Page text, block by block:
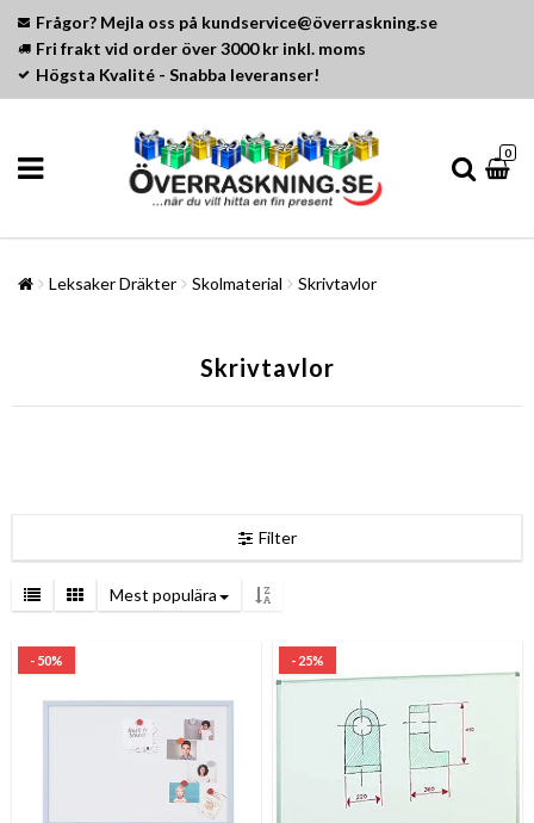
Frågor? Mejla oss på kundservice@överraskning.se
Fri frakt vid order över 3000 kr inkl. moms
Högsta Kvalité - Snabba leveranser!
0
Leksaker Dräkter Skolmaterial Skrivtavlor
Skrivtavlor
Filter
Mest populära
- 50% - 25%